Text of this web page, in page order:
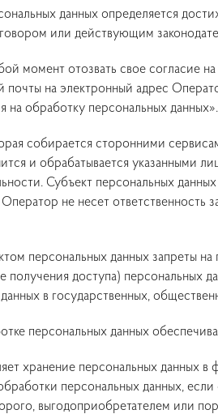
данных определяется
или действующим
момент отозвать свое согласие
почты на электронный адрес
на обработку персональных данных».
собирается сторонними
и обрабатывается указанными
Субъект персональных
не несет ответственность
персональных данных запреты
получения доступа) персональных
в государственных,
персональных данных
хранение персональных данных
персональных данных,
выгодоприобретателем или